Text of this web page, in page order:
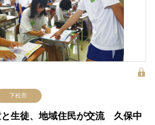
下松市
と生徒、地域住民が交流 久保中